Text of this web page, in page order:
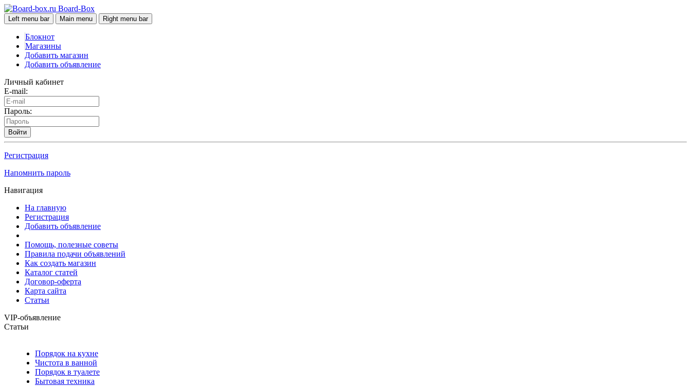
Board-Box
Left menu bar Main menu Right menu bar
Блокнот
Магазины
Добавить магазин
Добавить объявление
Личный кабинет
E-mail:
Пароль:
Войти
Регистрация
Напомнить пароль
Навигация
На главную
Регистрация
Добавить объявление
Помощь, полезные советы
Правила подачи объявлений
Как создать магазин
Каталог статей
Договор-оферта
Карта сайта
Статьи
VIP-объявление
Статьи
Порядок на кухне
Чистота в ванной
Порядок в туалете
Бытовая техника